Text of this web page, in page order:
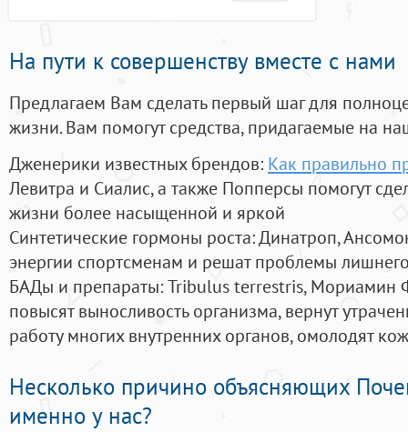
На пути к совершенству вместе с нами
Предлагаем Вам сделать первый шаг для
жизни. Вам помогут средства, придагаемые на
Дженерики известных брендов: Как правильно
Левитра и Сиалис, а также Попперсы помогут
жизни более насыщенной и яркой
Синтетические гормоны роста: Динатроп,
энергии спортсменам и решат проблемы
БАДы и препараты:Tribulus terrestris, Мориамин
повысят выносливость организма, вернут
работу многих внутренних органов, омолодят
Несколько причино объясняющих
именно у нас?